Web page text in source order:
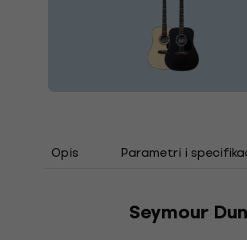
Opis Parametri i
Seymour